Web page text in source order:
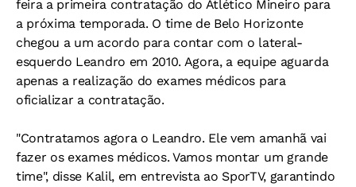
feira a primeira contratação do Atlético Mineiro para
a próxima temporada. O time de Belo Horizonte
chegou a um acordo para contar com o lateral-
esquerdo Leandro em 2010. Agora, a equipe aguarda
apenas a realização do exames médicos para
oficializar a contratação.
"Contratamos agora o Leandro. Ele vem amanhã vai
fazer os exames médicos. Vamos montar um grande
time", disse Kalil, em entrevista ao SporTV, garantindo